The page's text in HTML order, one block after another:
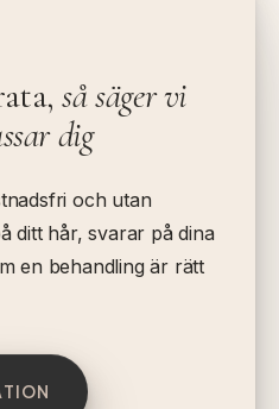
så säger vi
dig
och utan
ditt hår, svarar på dina
en behandling är rätt